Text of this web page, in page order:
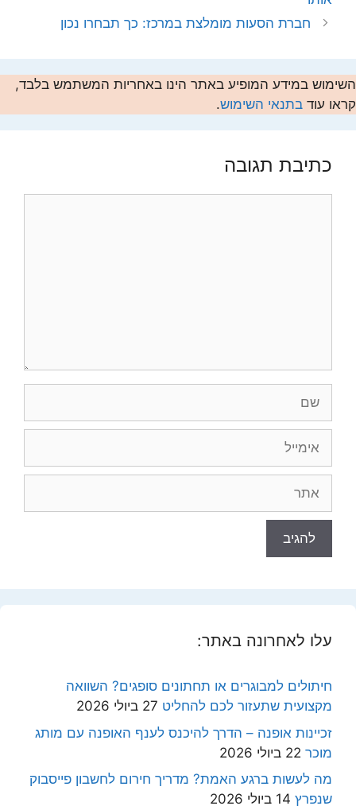
חברת הסעות מומלצת במרכז: כך תבחרו נכון
השימוש במידע המופיע באתר הינו באחריות המשתמש בלבד,
קראו עוד בתנאי השימוש.
כתיבת תגובה
עלו לאחרונה באתר:
חיתולים למבוגרים או תחתונים סופגים? השוואה
מקצועית שתעזור לכם להחליט 27 ביולי 2026
זכיינות אופנה – הדרך להיכנס לענף האופנה עם מותג
מוכר 22 ביולי 2026
מה לעשות ברגע האמת? מדריך חירום לחשבון פייסבוק
שנפרץ 14 ביולי 2026